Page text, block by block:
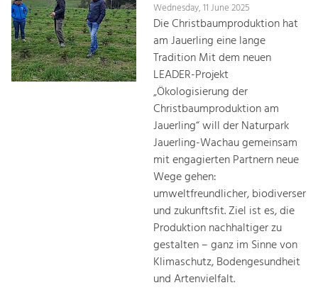
Social Affairs, Education
& Identity
Equality, Youth and Integration.
Climate Change, Public Transport and
Increase in Regional Value Added.
Wednesday, 11 June 2025
Die Christbaumproduktion hat
am Jauerling eine lange
Tradition Mit dem neuen
LEADER-Projekt
„Ökologisierung der
Christbaumproduktion am
Jauerling“ will der Naturpark
Jauerling-Wachau gemeinsam
mit engagierten Partnern neue
Wege gehen:
umweltfreundlicher, biodiverser
und zukunftsfit. Ziel ist es, die
Produktion nachhaltiger zu
gestalten – ganz im Sinne von
Klimaschutz, Bodengesundheit
und Artenvielfalt.